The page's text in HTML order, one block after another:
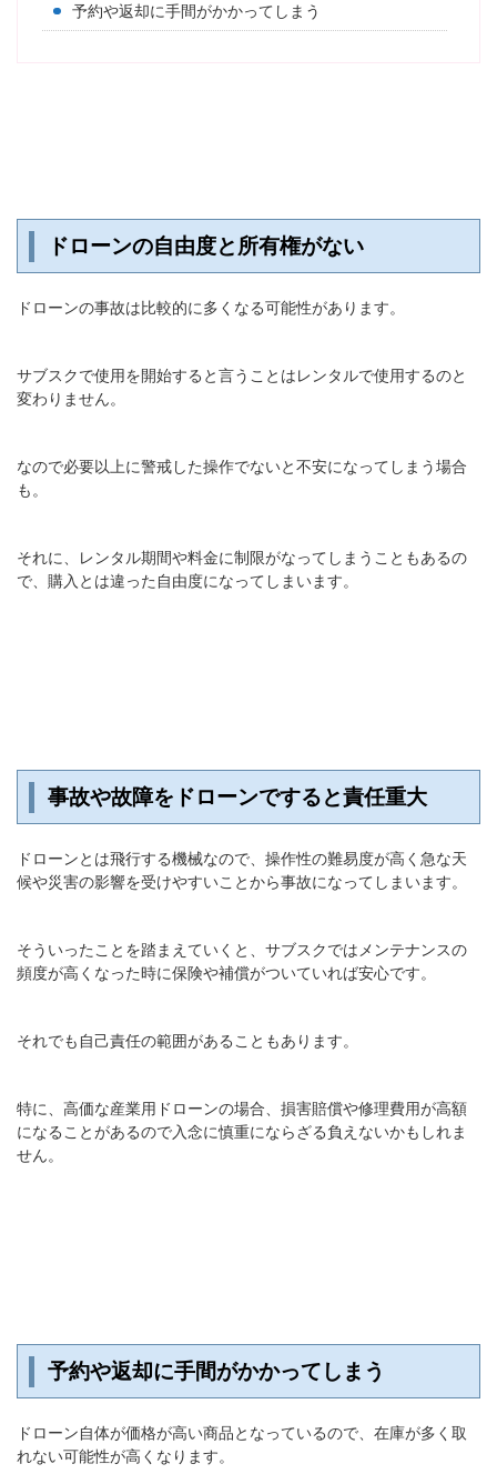
予約や返却に手間がかかってしまう
ドローンの自由度と所有権がない
ドローンの事故は比較的に多くなる可能性があります。
サブスクで使用を開始すると言うことはレンタルで使用するのと
変わりません。
なので必要以上に警戒した操作でないと不安になってしまう場合
も。
それに、レンタル期間や料金に制限がなってしまうこともあるの
で、購入とは違った自由度になってしまいます。
事故や故障をドローンですると責任重大
ドローンとは飛行する機械なので、操作性の難易度が高く急な天
候や災害の影響を受けやすいことから事故になってしまいます。
そういったことを踏まえていくと、サブスクではメンテナンスの
頻度が高くなった時に保険や補償がついていれば安心です。
それでも自己責任の範囲があることもあります。
特に、高価な産業用ドローンの場合、損害賠償や修理費用が高額
になることがあるので入念に慎重にならざる負えないかもしれま
せん。
予約や返却に手間がかかってしまう
ドローン自体が価格が高い商品となっているので、在庫が多く取
れない可能性が高くなります。